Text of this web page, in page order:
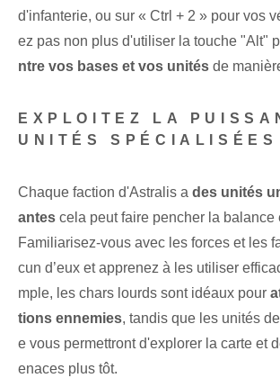
d'infanterie, ou sur « Ctrl + 2 » pour vos
ez pas non plus d'utiliser la touche "Alt"
ntre vos bases et vos unités de
EXPLOITEZ LA
UNITÉS SPÉCIALISÉES⁤
Chaque faction d'Astralis a des unités
antes cela peut faire pencher la balance
Familiarisez-vous avec les forces et les
cun d’eux et apprenez à les utiliser
mple, les chars lourds sont idéaux pour
tions ennemies, tandis que les unités
e vous permettront d'explorer la carte et
enaces plus tôt.